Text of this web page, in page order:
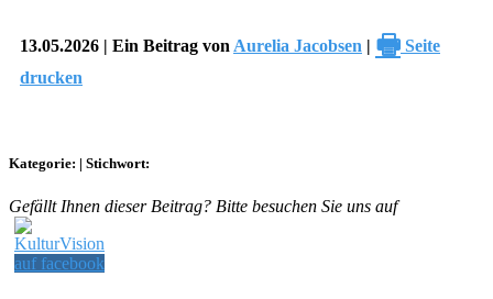
13.05.2026 | Ein Beitrag von Aurelia Jacobsen | 🖶 Seite
drucken
Kategorie: | Stichwort:
Gefällt Ihnen dieser Beitrag? Bitte besuchen Sie uns auf